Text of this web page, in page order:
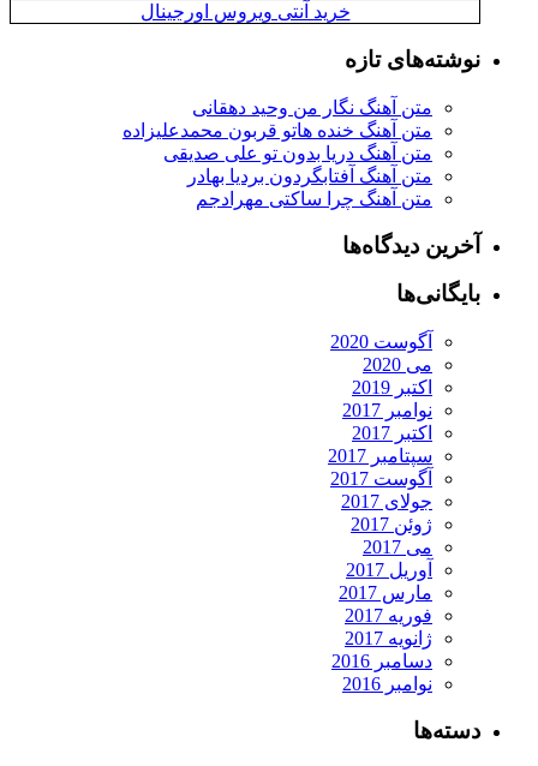
خرید آنتی ویروس اورجینال
نوشته‌های تازه
متن آهنگ نگار من وحید دهقانی
متن آهنگ خنده هاتو قربون محمدعلیزاده
متن آهنگ دریا بدون تو علی صدیقی
متن آهنگ آفتابگردون بردیا بهادر
متن آهنگ چرا ساکتی مهرادجم
آخرین دیدگاه‌ها
بایگانی‌ها
آگوست 2020
می 2020
اکتبر 2019
نوامبر 2017
اکتبر 2017
سپتامبر 2017
آگوست 2017
جولای 2017
ژوئن 2017
می 2017
آوریل 2017
مارس 2017
فوریه 2017
ژانویه 2017
دسامبر 2016
نوامبر 2016
دسته‌ها